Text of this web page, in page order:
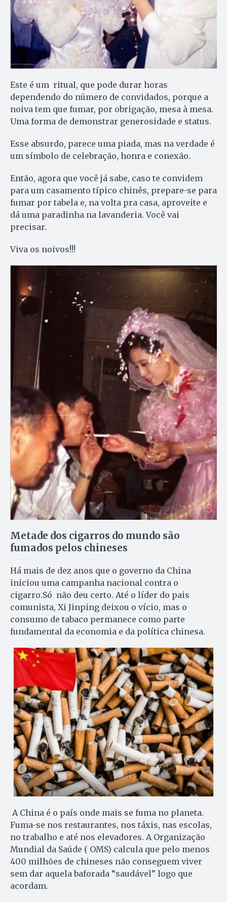
Este é um ritual, que pode durar horas
dependendo do número de convidados, porque a
noiva tem que fumar, por obrigação, mesa à mesa.
Uma forma de demonstrar generosidade e status.
Esse absurdo, parece uma piada, mas na verdade é
um símbolo de celebração, honra e conexão.
Então, agora que você já sabe, caso te convidem
para um casamento típico chinês, prepare-se para
fumar por tabela e, na volta pra casa, aproveite e
dá uma paradinha na lavanderia. Você vai
precisar.
Viva os noivos!!!
Metade dos cigarros do mundo são
fumados pelos chineses
Há mais de dez anos que o governo da China
iniciou uma campanha nacional contra o
cigarro.Só não deu certo. Até o líder do pais
comunista, Xi Jinping deixou o vício, mas o
consumo de tabaco permanece como parte
fundamental da economia e da política chinesa.
A China é o país onde mais se fuma no planeta.
Fuma-se nos restaurantes, nos táxis, nas escolas,
no trabalho e até nos elevadores. A Organização
Mundial da Saúde ( OMS) calcula que pelo menos
400 milhões de chineses não conseguem viver
sem dar aquela baforada “saudável” logo que
acordam.